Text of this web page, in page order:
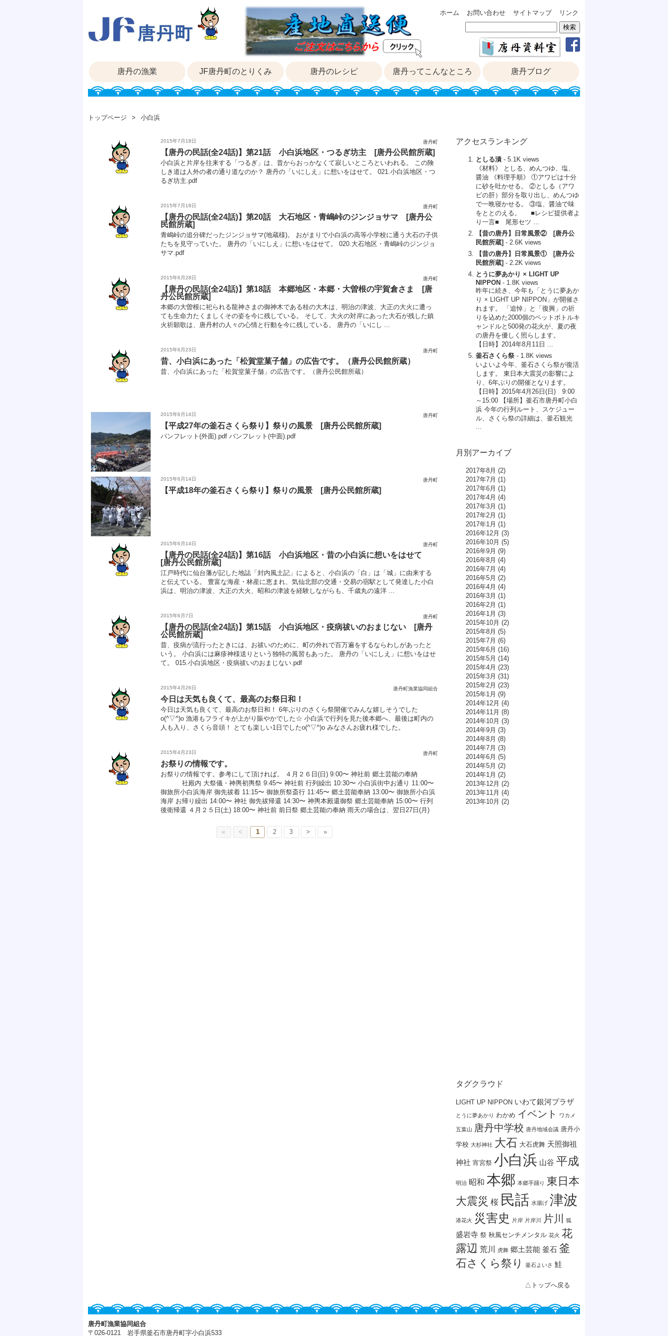
ホーム お問い合わせ サイトマップ リンク
唐丹の漁業 JF唐丹町のとりくみ 唐丹のレシピ 唐丹ってこんなところ 唐丹ブログ
トップページ 小白浜
2015年7月18日 唐丹町
【唐丹の民話(全24話)】第21話 小白浜地区・つるぎ坊主 [唐丹公民館所蔵]
小白浜と片岸を往来する「つるぎ」は、昔からおっかなくて寂しいところといわれる。 この険
しき道は人外の者の通り道なのか？ 唐丹の「いにしえ」に想いをはせて。 021.小白浜地区・つ
るぎ坊主.pdf
2015年7月18日 唐丹町
【唐丹の民話(全24話)】第20話 大石地区・青嶋峠のジンジョサマ [唐丹公
民館所蔵]
青嶋峠の追分碑だったジンジョサマ(地蔵様)。 おがまりで小白浜の高等小学校に通う大石の子供
たちを見守っていた。 唐丹の「いにしえ」に想いをはせて。 020.大石地区・青嶋峠のジンジョ
サマ.pdf
2015年6月28日 唐丹町
【唐丹の民話(全24話)】第18話 本郷地区・本郷・大曽根の宇賀倉さま [唐
丹公民館所蔵]
本郷の大曽根に祀られる龍神さまの御神木である桂の大木は、明治の津波、大正の大火に遭っ
ても生命力たくましくその姿を今に残している。 そして、大火の対岸にあった大石が残した鎮
火祈願歌は、唐丹村の人々の心情と行動を今に残している。 唐丹の「いにし ...
2015年6月23日 唐丹町
昔、小白浜にあった「松賀堂菓子舗」の広告です。（唐丹公民館所蔵）
昔、小白浜にあった「松賀堂菓子舗」の広告です。（唐丹公民館所蔵）
2015年6月14日 唐丹町
【平成27年の釜石さくら祭り】祭りの風景 [唐丹公民館所蔵]
パンフレット(外面).pdf パンフレット(中面).pdf
2015年6月14日 唐丹町
【平成18年の釜石さくら祭り】祭りの風景 [唐丹公民館所蔵]
2015年6月14日 唐丹町
【唐丹の民話(全24話)】第16話 小白浜地区・昔の小白浜に想いをはせて
[唐丹公民館所蔵]
江戸時代に仙台藩が記した地誌「封内風土記」によると、小白浜の「白」は「城」に由来する
と伝えている。 豊富な海産・林産に恵まれ、気仙北部の交通・交易の宿駅として発達した小白
浜は、明治の津波、大正の大火、昭和の津波を経験しながらも、千歳丸の遠洋 ...
2015年6月7日 唐丹町
【唐丹の民話(全24話)】第15話 小白浜地区・疫病祓いのおまじない [唐丹
公民館所蔵]
昔、疫病が流行ったときには、お祓いのために、町の外れで百万遍をするならわしがあったと
いう。 小白浜には麻疹神様送りという独特の風習もあった。 唐丹の「いにしえ」に想いをはせ
て。 015.小白浜地区・疫病祓いのおまじない.pdf
2015年4月26日 唐丹町漁業協同組合
今日は天気も良くて、最高のお祭日和！
今日は天気も良くて、最高のお祭日和！ 6年ぶりのさくら祭開催でみんな嬉しそうでした
o(^▽^)o 漁港もフライキが上がり賑やかでした☆ 小白浜で行列を見た後本郷へ、最後は町内の
人も入り、さくら音頭！ とても楽しい1日でしたo(^▽^)o みなさんお疲れ様でした。
2015年4月23日 唐丹町
お祭りの情報です。
お祭りの情報です。参考にして頂ければ。 ４月２６日(日) 9:00〜 神社前 郷土芸能の奉納
社殿内 大祭儀・神輿初輿祭 9:45〜 神社前 行列繰出 10:30〜 小白浜街中お通り 11:00〜
御旅所小白浜海岸 御先祓着 11:15〜 御旅所祭斎行 11:45〜 郷土芸能奉納 13:00〜 御旅所小白浜
海岸 お帰り繰出 14:00〜 神社 御先祓帰還 14:30〜 神輿本殿還御祭 郷土芸能奉納 15:00〜 行列
後衛帰還 ４月２５日(土) 18:00〜 神社前 前日祭 郷土芸能の奉納 雨天の場合は、翌日27日(月)
« < 1 2 3 > »
アクセスランキング
としる漬 - 5.1K views
《材料》 としる、めんつゆ、塩、
醤油 《料理手順》 ①アワビは十分
に砂を吐かせる。 ②としる（アワ
ビの肝）部分を取り出し、めんつゆ
で一晩寝かせる。 ③塩、醤油で味
をととのえる。 ■レシピ提供者よ
り一言■ 尾形セツ ...
【昔の唐丹】日常風景② [唐丹公
民館所蔵] - 2.6K views
【昔の唐丹】日常風景① [唐丹公
民館所蔵] - 2.2K views
とうに夢あかり × LIGHT UP
NIPPON - 1.8K views
昨年に続き、今年も「とうに夢あか
り × LIGHT UP NIPPON」が開催さ
れます。 「追悼」と「復興」の祈
りを込めた2000個のペットボトルキ
ャンドルと500発の花火が、夏の夜
の唐丹を優しく照らします。
【日時】2014年8月11日 ...
釜石さくら祭 - 1.8K views
いよいよ今年、釜石さくら祭が復活
します。 東日本大震災の影響によ
り、6年ぶりの開催となります。
【日時】2015年4月26日(日) 9:00
～15:00 【場所】釜石市唐丹町小白
浜 今年の行列ルート、スケジュー
ル、さくら祭の詳細は、釜石観光
...
月別アーカイブ
2017年8月 (2)
2017年7月 (1)
2017年6月 (1)
2017年4月 (4)
2017年3月 (1)
2017年2月 (1)
2017年1月 (1)
2016年12月 (3)
2016年10月 (5)
2016年9月 (9)
2016年8月 (4)
2016年7月 (4)
2016年5月 (2)
2016年4月 (4)
2016年3月 (1)
2016年2月 (1)
2016年1月 (3)
2015年10月 (2)
2015年8月 (5)
2015年7月 (6)
2015年6月 (16)
2015年5月 (14)
2015年4月 (23)
2015年3月 (31)
2015年2月 (23)
2015年1月 (9)
2014年12月 (4)
2014年11月 (8)
2014年10月 (3)
2014年9月 (3)
2014年8月 (8)
2014年7月 (3)
2014年6月 (5)
2014年5月 (2)
2014年1月 (2)
2013年12月 (2)
2013年11月 (4)
2013年10月 (2)
タグクラウド
LIGHT UP NIPPON いわて銀河プラザ
とうに夢あかり わかめ イベント ワカメ
五葉山 唐丹中学校 唐丹地域会議 唐丹小
学校 大杉神社 大石 大石虎舞 天照御祖
神社 宵宮祭 小白浜 山谷 平成
明治 昭和 本郷 本郷手踊り 東日本
大震災 桜 民話 水揚げ 津波
港花火 災害史 片岸 片岸川 片川 狐
盛岩寺 祭 秋風センチメンタル 花火 花
露辺 荒川 虎舞 郷土芸能 釜石 釜
石さくら祭り
釜石よいさ 鮭
△トップへ戻る
唐丹町漁業協同組合
〒026-0121 岩手県釜石市唐丹町字小白浜533